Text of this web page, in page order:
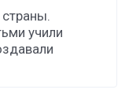
учили